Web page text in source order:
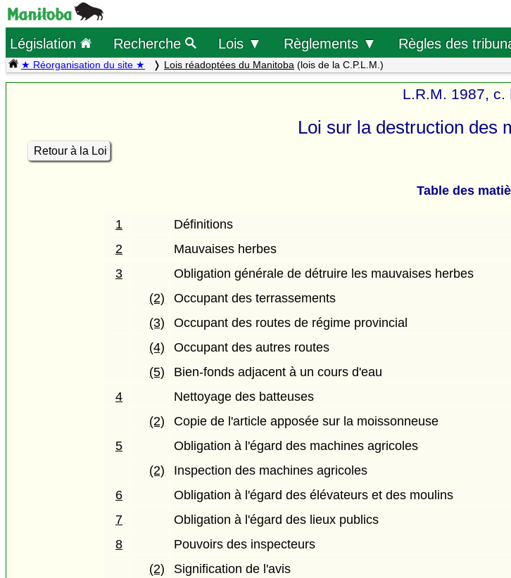
Législation Recherche Lois ▼ Règlements ▼ Règles des
★ Réorganisation du site ★ Lois réadoptées du Manitoba (lois de la C.P.L.M.)
L.R.M. 1987, c.
Loi sur la destruction des
Retour à la Loi
Table des
1
Définitions
2
Mauvaises herbes
3
Obligation générale de détruire les mauvaises herbes
(2)
Occupant des terrassements
(3)
Occupant des routes de régime provincial
(4)
Occupant des autres routes
(5)
Bien-fonds adjacent à un cours d'eau
4
Nettoyage des batteuses
(2)
Copie de l'article apposée sur la moissonneuse
5
Obligation à l'égard des machines agricoles
(2)
Inspection des machines agricoles
6
Obligation à l'égard des élévateurs et des moulins
7
Obligation à l'égard des lieux publics
8
Pouvoirs des inspecteurs
(2)
Signification de l'avis